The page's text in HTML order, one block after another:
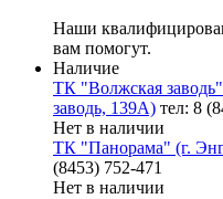
Наши
вам помогут.
Наличие
ТК "Волжская
заводь, 139А) тел: 8
Нет в наличии
ТК "Панорама" (г.
(8453) 752-471
Нет в наличии